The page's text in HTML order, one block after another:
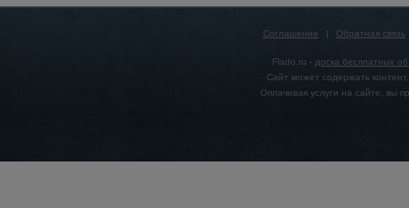
Соглашение | Обратная связь
Flado.ru - доска бесплатных
Сайт может содержать
Оплачивая услуги на сайте, вы